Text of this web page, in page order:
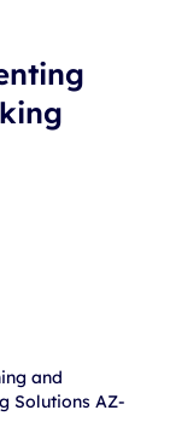
and
Solutions AZ-